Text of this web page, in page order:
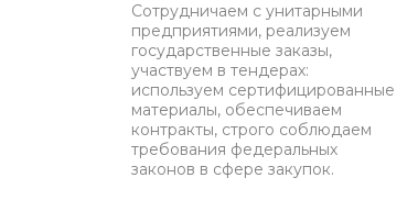
Сотрудничаем с унитарными
предприятиями, реализуем
государственные заказы,
участвуем в тендерах:
используем сертифицированные
материалы, обеспечиваем
контракты, строго соблюдаем
требования федеральных
законов в сфере закупок.